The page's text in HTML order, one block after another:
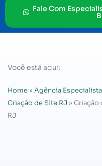
Fale Com
Você está aqui:
Home » Agência
Criação de Site RJ » Criação
RJ